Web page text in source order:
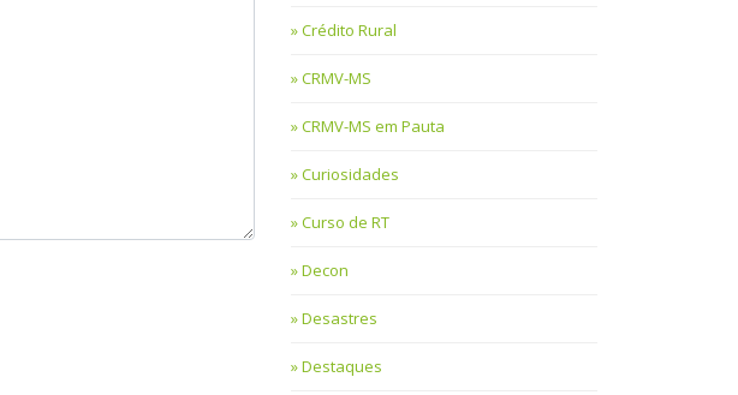
Crédito Rural
CRMV-MS
CRMV-MS em Pauta
Curiosidades
Curso de RT
Decon
Desastres
Destaques